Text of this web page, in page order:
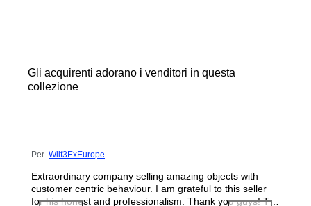
Gli acquirenti adorano i venditori in questa
collezione
Per Wilf3ExEurope
Extraordinary company selling amazing objects with
customer centric behaviour. I am grateful to this seller
for his honest and professionalism. Thank you guys! To